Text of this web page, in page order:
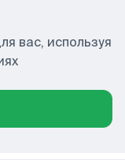
вас, используя